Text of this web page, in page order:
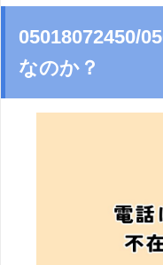
05018072450/
なのか？